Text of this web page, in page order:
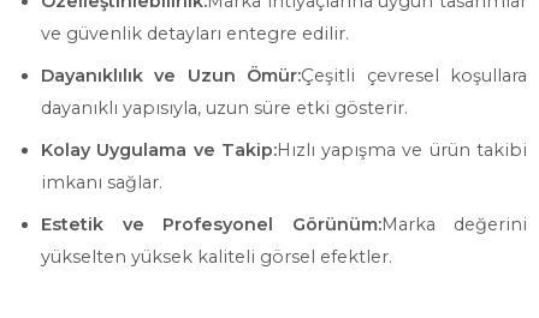
ve güvenlik detayları entegre edilir.
Dayanıklılık ve Uzun Ömür:Çeşitli çevresel koşullara
dayanıklı yapısıyla, uzun süre etki gösterir.
Kolay Uygulama ve Takip:Hızlı yapışma ve ürün takibi
imkanı sağlar.
Estetik ve Profesyonel Görünüm:Marka değerini
yükselten yüksek kaliteli görsel efektler.